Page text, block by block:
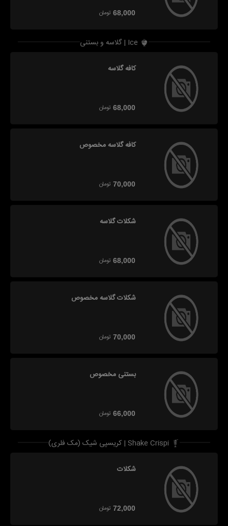
68,000 تومان
گلاسه و بستنی | Ice
کافه گلاسه
68,000 تومان
کافه گلاسه مخصوص
70,000 تومان
شکلات گلاسه
68,000 تومان
شکلات گلاسه مخصوص
70,000 تومان
بستنی مخصوص
66,000 تومان
کریسپی شیک (مک فلری) | Shake Crispi
شکلات
72,000 تومان